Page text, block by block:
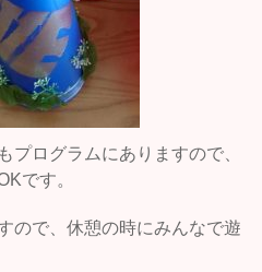
プログラムにありますので、
です。
ので、休憩の時にみんなで遊